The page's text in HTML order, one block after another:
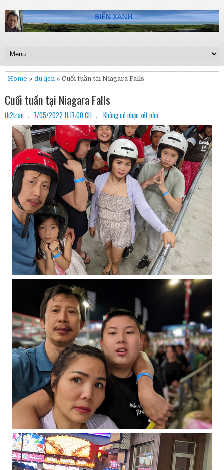
Home » du lịch » Cuối tuần tại Niagara Falls
Cuối tuần tại Niagara Falls
th2tran 7/05/2022 11:17:00 CH Không có nhận xét nào